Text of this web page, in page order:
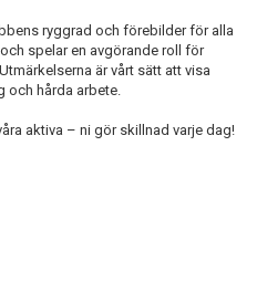
ryggrad och förebilder för alla
spelar en avgörande roll för
är vårt sätt att visa
och hårda arbete.
aktiva – ni gör skillnad varje dag!